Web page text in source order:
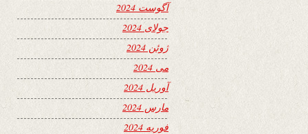
آگوست 2024
جولای 2024
ژوئن 2024
می 2024
آوریل 2024
مارس 2024
فوریه 2024